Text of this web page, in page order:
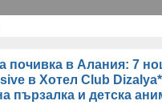
почивка в Алания: 7
в Хотел Club
пързалка и детска